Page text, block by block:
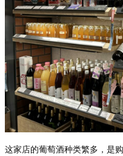
这家店的葡萄酒种类繁多，是